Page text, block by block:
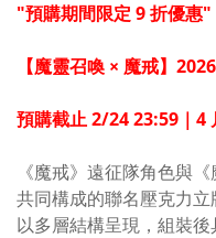
"預購期間限定 9 折優惠"
【魔靈召喚 × 魔戒】
預購截止 2/24 23:59｜4
《魔戒》遠征隊角色與
共同構成的聯名壓克力立
以多層結構呈現，組裝後